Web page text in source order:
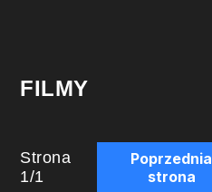
FILMY
Strona
1/1
Poprzednia
strona